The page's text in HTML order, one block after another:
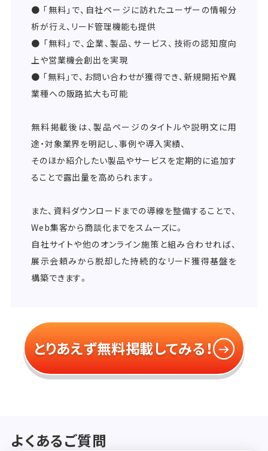
● 「無料」で、自社ページに訪れたユーザーの情報分
析が行え、リード管理機能も提供
● 「無料」で、企業、製品、サービス、技術の認知度向
上や営業機会創出を実現
● 「無料」で、お問い合わせが獲得でき、新規開拓や異
業種への販路拡大も可能
無料掲載後は、製品ページのタイトルや説明文に用
途・対象業界を明記し、事例や導入実績、
そのほか紹介したい製品やサービスを定期的に追加す
ることで露出量を高められます。
また、資料ダウンロードまでの導線を整備することで、
Web集客から商談化までをスムーズに。
自社サイトや他のオンライン施策と組み合わせれば、
展示会頼みから脱却した持続的なリード獲得基盤を
構築できます。
とりあえず無料掲載してみる！
よくあるご質問